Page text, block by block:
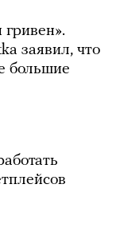
заявил, что
большие